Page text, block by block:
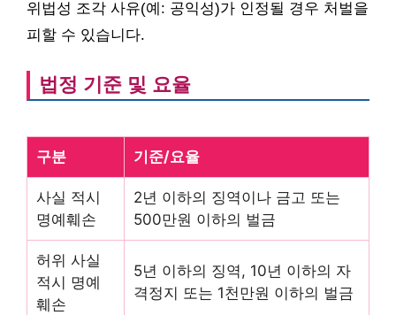
위법성 조각 사유(예: 공익성)가 인정될 경우 처벌을
피할 수 있습니다.
법정 기준 및 요율
구분 기준/요율
사실 적시
명예훼손
2년 이하의 징역이나 금고 또는
500만원 이하의 벌금
허위 사실
적시 명예
훼손
5년 이하의 징역, 10년 이하의 자
격정지 또는 1천만원 이하의 벌금